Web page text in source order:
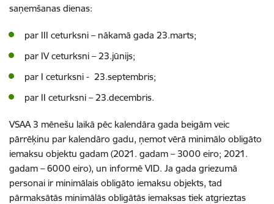
saņemšanas dienas:
par III ceturksni – nākamā gada 23.marts;
par IV ceturksni – 23.jūnijs;
par I ceturksni - 23.septembris;
par II ceturksni – 23.decembris.
VSAA 3 mēnešu laikā pēc kalendāra gada beigām veic
pārrēķinu par kalendāro gadu, ņemot vērā minimālo obligāto
iemaksu objektu gadam (2021. gadam – 3000 eiro; 2021.
gadam – 6000 eiro), un informē VID. Ja gada griezumā
personai ir minimālais obligāto iemaksu objekts, tad
pārmaksātās minimālās obligātās iemaksas tiek atgrieztas